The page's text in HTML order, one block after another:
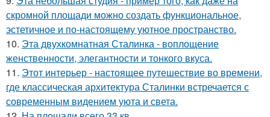
скромной площади можно создать функциональное,
эстетичное и по-настоящему уютное пространство.
10. Эта двухкомнатная Сталинка - воплощение
женственности, элегантности и тонкого вкуса.
11. Этот интерьер - настоящее путешествие во времени,
где классическая архитектура Сталинки встречается с
современным видением уюта и света.